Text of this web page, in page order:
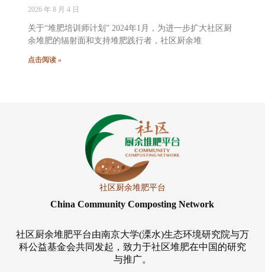
2026 年 8 月 4 日
关于“堆肥培训师计划” 2024年1月，为进一步扩大社区厨
余堆肥的辐射面和支持堆肥践行者，社区厨余堆
点击阅读 »
社区厨余堆肥平台
China Community Composting Network
社区厨余堆肥平台由南京大学(溧水)生态环境研究院与万
科公益基金会共同发起，致力于社区堆肥在中国的研究
与推广。